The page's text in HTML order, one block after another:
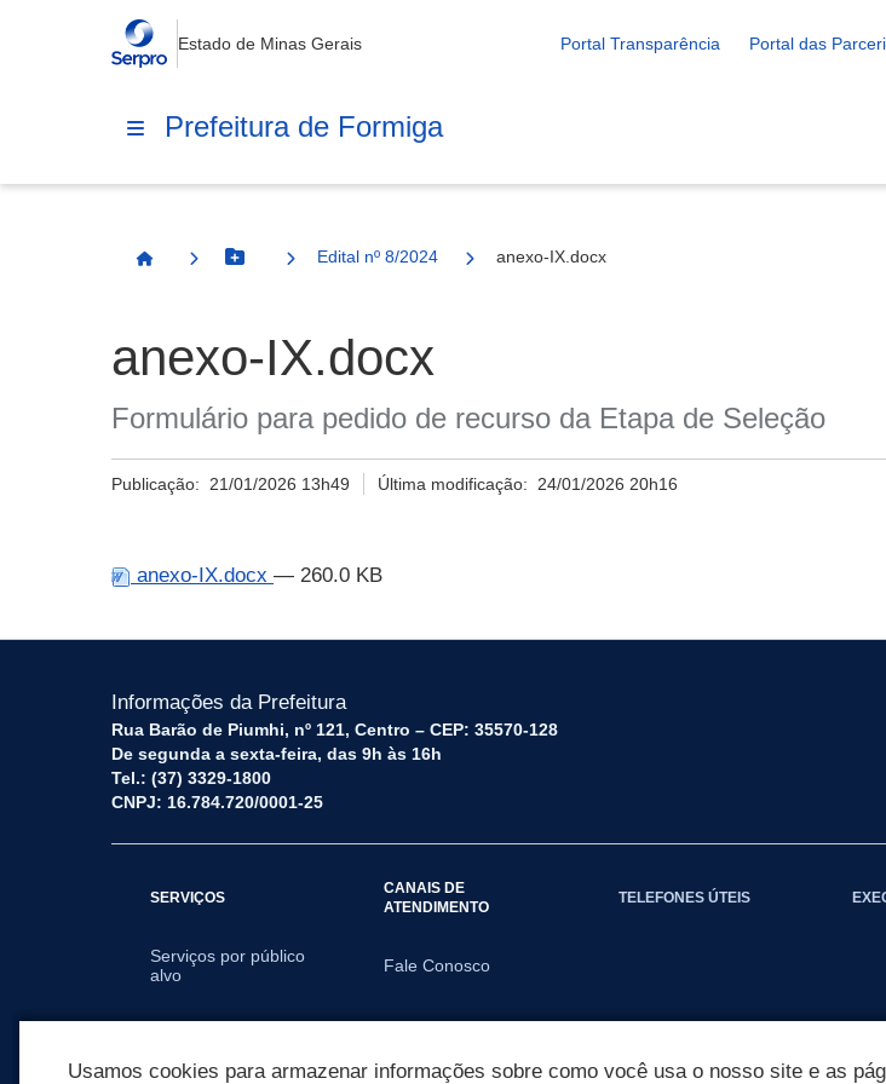
Estado de Minas Gerais Portal Transparência Portal das
Prefeitura de Formiga
Página InicialBotão Menu
Edital nº 8/2024 anexo-IX.docx
anexo-IX.docx
Formulário para pedido de recurso da Etapa de Seleção
Publicação: 21/01/2026 13h49 Última modificação: 24/01/2026 20h16
anexo-IX.docx — 260.0 KB
Informações da Prefeitura
Rua Barão de Piumhi, nº 121, Centro – CEP: 35570-128
De segunda a sexta-feira, das 9h às 16h
Tel.: (37) 3329-1800
CNPJ: 16.784.720/0001-25
SERVIÇOS
Serviços por público
alvo
CANAIS DE
ATENDIMENTO
Fale Conosco
TELEFONES ÚTEIS
Usamos cookies para armazenar informações sobre como você usa o nosso site e as